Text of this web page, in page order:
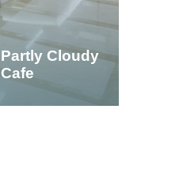
Partly Cloudy
Cafe